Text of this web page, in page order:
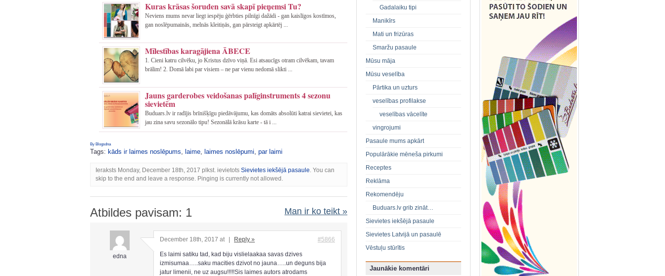
Kuras krāsas šoruden savā skapī pieņemsi Tu?
Neviens mums nevar liegt iespēju ģērbties pilnīgi dažādi - gan kaislīgos kostīmos,
gan noslēpumainās, melnās kleitiņās, gan pārsteigt apkārtēj ...
Mīlestības karagājiena ĀBECE
1. Cieni katru cilvēku, jo Kristus dzīvo viņā. Esi atsaucīgs otram cilvēkam, tavam
brālim! 2. Domā labi par visiem – ne par vienu nedomā slikti ...
Jauns garderobes veidošanas palīginstruments 4 sezonu
sievietēm
Buduars.lv ir radījis brīnišķīgu piedāvājumu, kas domāts absolūti katrai sievietei, kas
jau zina savu sezonālo tipu! Sezonālā krāsu karte - tā i ...
By Blogsdna
Tags: kāds ir laimes noslēpums, laime, laimes noslēpumi, par laimi
Ieraksts Monday, December 18th, 2017 plkst. ievietots Sievietes iekšējā pasaule. You can
skip to the end and leave a response. Pinging is currently not allowed.
Atbildes pavisam: 1 Man ir ko teikt »
edna
December 18th, 2017 at | Reply » #5866
Es laimi satiku tad, kad biju vislielaakaa savas dzives
izmisumaa…..saku macities dzivot no jauna…..un deguns bija
jatur limenii, ne uz augsu!!!!!Sis laimes autors atrodams
Gadalaiku tipi
Manikīrs
Mati un frizūras
Smaržu pasaule
Mūsu māja
Mūsu veselība
Pārtika un uzturs
veselības profilakse
veselības vācelīte
vingrojumi
Pasaule mums apkārt
Populārākie mēneša pirkumi
Receptes
Reklāma
Rekomendēju
Buduars.lv grib zināt…
Sievietes iekšējā pasaule
Sievietes Latvijā un pasaulē
Vēstuļu stūrītis
Jaunākie komentāri